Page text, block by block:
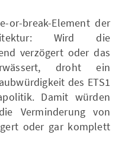
or-break-Element der
Wird die
verzögert oder das
droht ein
des ETS1
Damit würden
Verminderung von
oder gar komplett